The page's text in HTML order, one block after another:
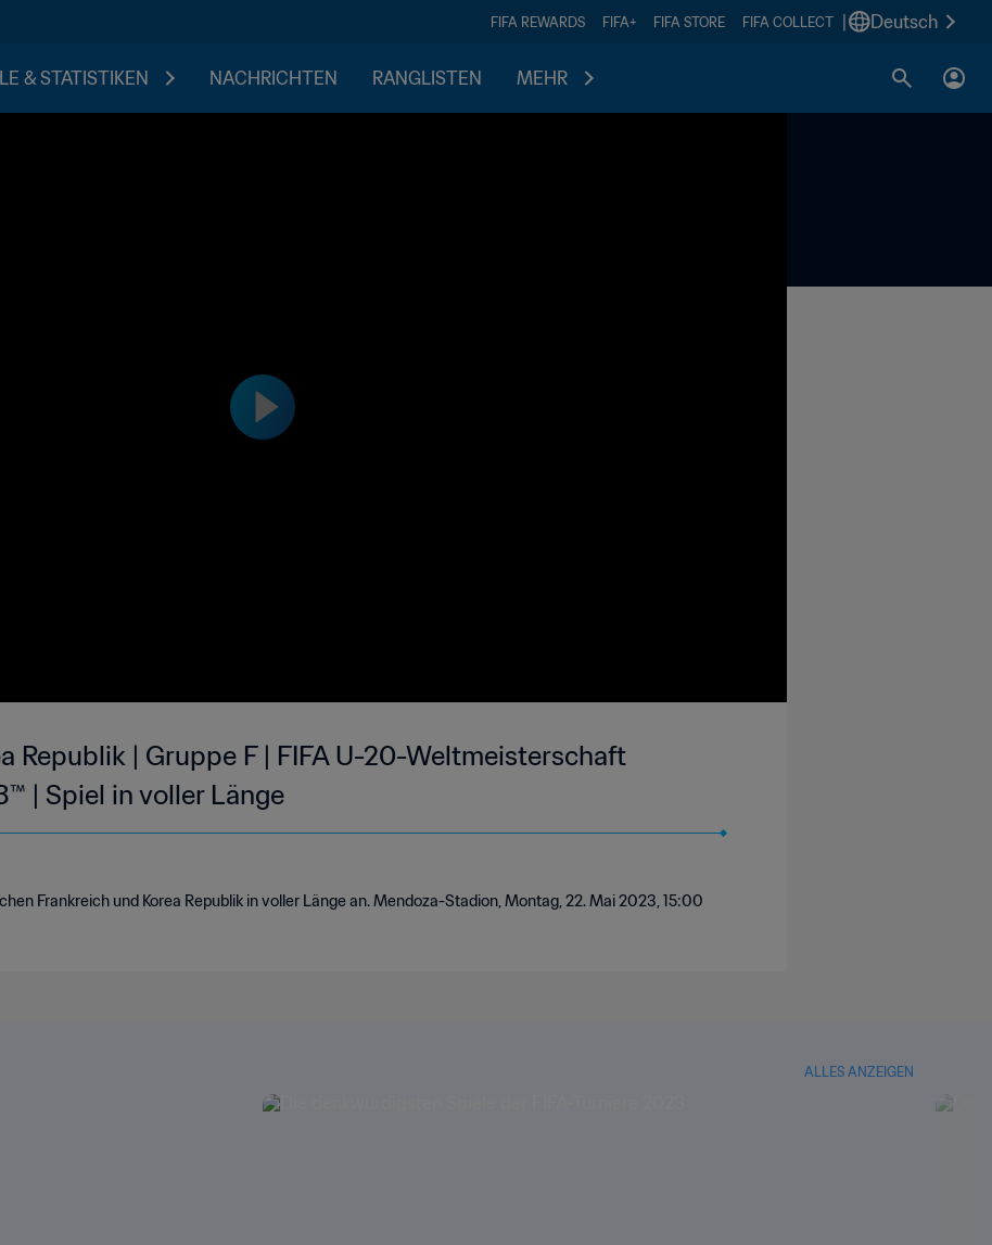
FIFA REWARDS FIFA+ FIFA STORE FIFA COLLECT Deutsch
& STATISTIKEN NACHRICHTEN RANGLISTEN MEHR
Republik | Gruppe F | FIFA U-20-Weltmeisterschaft
| Spiel in voller Länge
Frankreich und Korea Republik in voller Länge an. Mendoza-Stadion, Montag, 22. Mai 2023, 15:00
ALLES ANZEIGEN